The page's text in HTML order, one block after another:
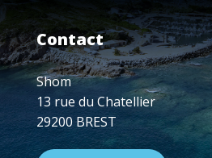
LE
19
NOVEMBRE
Contact
Shom
13 rue du Chatellier
29200 BREST